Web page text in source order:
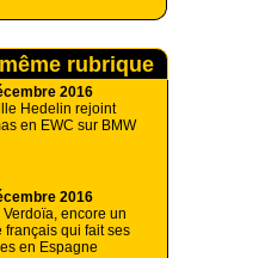
rubrique
2016
Hedelin rejoint
en EWC sur BMW
2016
Verdoïa, encore un
français qui fait ses
en Espagne